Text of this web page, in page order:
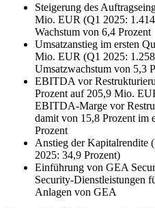
Steigerung des
Mio. EUR (Q1 2025:
Wachstum von 6,4 Prozent
Umsatzanstieg im ersten
Mio. EUR (Q1 2025:
Umsatzwachstum von 5,3
EBITDA vor
Prozent auf 205,9 Mio.
EBITDA-Marge vor
damit von 15,8 Prozent im
Prozent
Anstieg der Kapitalrendite
2025: 34,9 Prozent)
Einführung von GEA
Security-Dienstleistungen
Anlagen von GEA